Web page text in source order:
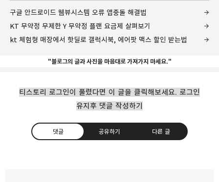
구글 안드로이드 웹뷰시스템 오류 앱충돌 해결법
KT 무약정 무제한 Y 무약정 플랜 요금제 살펴보기
kt 체험형 매장에서 핫딜로 갤럭시북, 에어팟 맥스 할인 받는법
"블로그의 글과 사진을 마음대로 가져가지 마세요."
티스토리 로그인이 풀렸다면 이 글을 클릭해보세요. 로그인
유지후 댓글 작성하기
댓글 공유하기 다른 글